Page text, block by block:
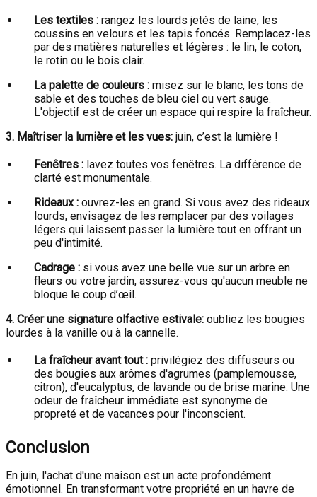
Les textiles : rangez les lourds jetés de laine, les
coussins en velours et les tapis foncés. Remplacez-les
par des matières naturelles et légères : le lin, le coton,
le rotin ou le bois clair.
La palette de couleurs : misez sur le blanc, les tons de
sable et des touches de bleu ciel ou vert sauge.
L'objectif est de créer un espace qui respire la fraîcheur.
3. Maîtriser la lumière et les vues: juin, c’est la lumière !
Fenêtres : lavez toutes vos fenêtres. La différence de
clarté est monumentale.
Rideaux : ouvrez-les en grand. Si vous avez des rideaux
lourds, envisagez de les remplacer par des voilages
légers qui laissent passer la lumière tout en offrant un
peu d'intimité.
Cadrage : si vous avez une belle vue sur un arbre en
fleurs ou votre jardin, assurez-vous qu'aucun meuble ne
bloque le coup d’œil.
4. Créer une signature olfactive estivale: oubliez les bougies
lourdes à la vanille ou à la cannelle.
La fraîcheur avant tout : privilégiez des diffuseurs ou
des bougies aux arômes d'agrumes (pamplemousse,
citron), d'eucalyptus, de lavande ou de brise marine. Une
odeur de fraîcheur immédiate est synonyme de
propreté et de vacances pour l'inconscient.
Conclusion
En juin, l'achat d'une maison est un acte profondément
émotionnel. En transformant votre propriété en un havre de